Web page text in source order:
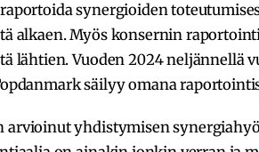
synergioiden
alkaen. Myös konsernin
lähtien. Vuoden 2024 neljännellä
säilyy omana
arvioinut yhdistymisen